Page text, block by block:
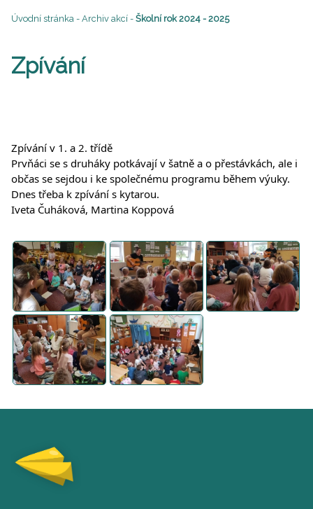
Úvodní stránka - Archiv akcí - Školní rok 2024 - 2025
Zpívání
Zpívání v 1. a 2. třídě
Prvňáci se s druháky potkávají v šatně a o přestávkách, ale i
občas se sejdou i ke společnému programu během výuky.
Dnes třeba k zpívání s kytarou.
Iveta Čuháková, Martina Koppová